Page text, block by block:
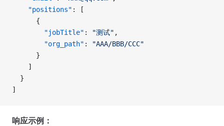
    "positions"
: [
      {
        "jobTitle"
: "测试" ,
        "org_path"
:
"AAA/BBB/CCC"
      }
    ]
  }
]
响应示例：